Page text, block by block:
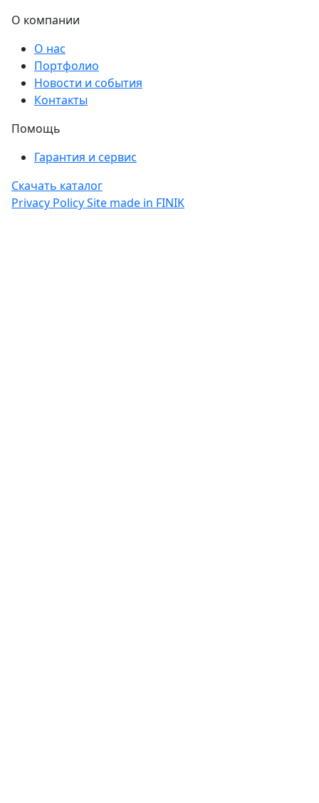
О компании
О нас
Портфолио
Новости и события
Контакты
Помощь
Гарантия и сервис
Скачать каталог
Privacy PolicySite made in FINIK